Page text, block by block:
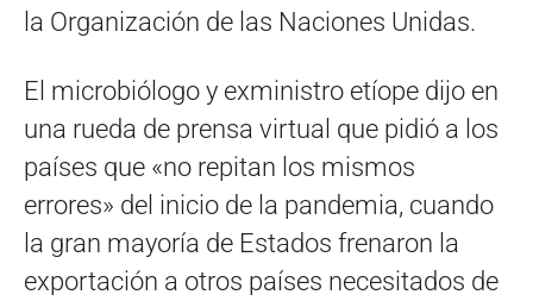
la Organización de las Naciones Unidas.
El microbiólogo y exministro etíope dijo en
una rueda de prensa virtual que pidió a los
países que «no repitan los mismos
errores» del inicio de la pandemia, cuando
la gran mayoría de Estados frenaron la
exportación a otros países necesitados de